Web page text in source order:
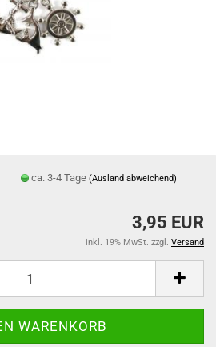
ca. 3-4 Tage(Ausland abweichend)
3,95 EUR
inkl. 19% MwSt. zzgl. Versand